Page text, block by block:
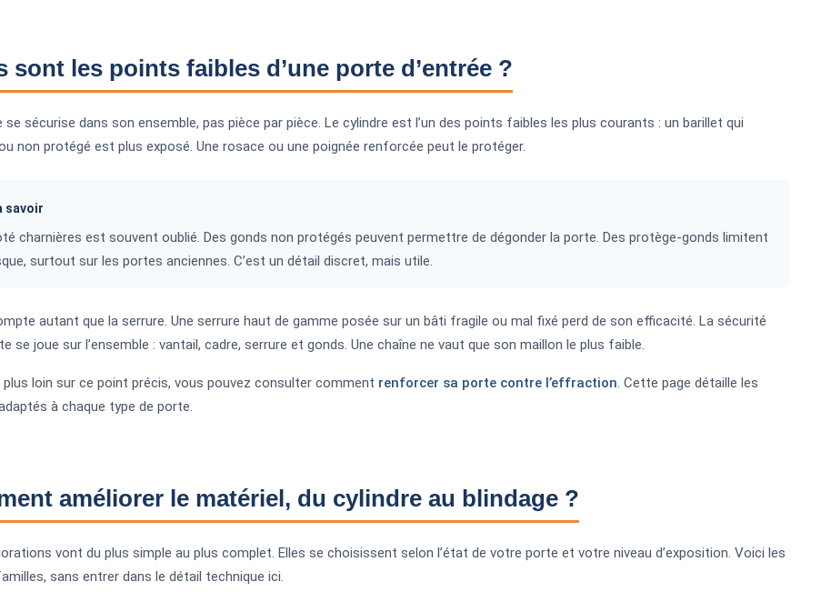
sont les points faibles d’une porte d’entrée ?
se sécurise dans son ensemble, pas pièce par pièce. Le cylindre est l’un des points faibles les plus courants : un barillet qui
non protégé est plus exposé. Une rosace ou une poignée renforcée peut le protéger.
savoir
charnières est souvent oublié. Des gonds non protégés peuvent permettre de dégonder la porte. Des protège-gonds limitent
surtout sur les portes anciennes. C’est un détail discret, mais utile.
autant que la serrure. Une serrure haut de gamme posée sur un bâti fragile ou mal fixé perd de son efficacité. La sécurité
se joue sur l’ensemble : vantail, cadre, serrure et gonds. Une chaîne ne vaut que son maillon le plus faible.
plus loin sur ce point précis, vous pouvez consulter comment renforcer sa porte contre l’effraction. Cette page détaille les
à chaque type de porte.
améliorer le matériel, du cylindre au blindage ?
vont du plus simple au plus complet. Elles se choisissent selon l’état de votre porte et votre niveau d’exposition. Voici les
sans entrer dans le détail technique ici.